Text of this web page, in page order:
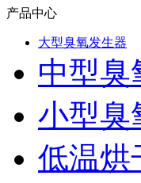
产品中心
大型臭氧发生器
中型臭
小型臭
低温烘